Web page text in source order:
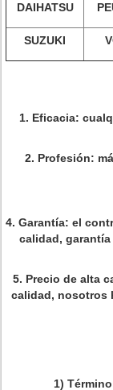
DAIHATSU
SUZUKI
1. Eficacia:
2. Profesión:
4. Garantía: el
calidad,
5. Precio de alta
calidad, nosotros
1)